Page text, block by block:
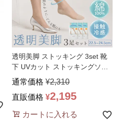
透明美脚 ストッキング 3set 靴
下 UVカット ストッキングソッ
クス 接触冷 …
通常価格 ¥2,310
直販価格 ¥2,195
カートに入れる